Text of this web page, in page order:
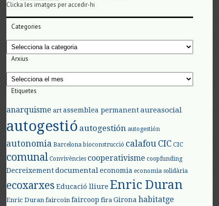
Clicka les imatges per accedir-hi
Categories
Categories
Arxius
Arxius
Etiquetes
anarquisme art assemblea permanent aureasocial
autogestió autogestión autogestión
autonomia Barcelona bioconstrucció calafouCIC CIC
comunal Convivències cooperativisme coopfunding
Decreixement documental economia economia solidària
ecoxarxes Educació lliure Enric Duran
Enric Duran faircoin faircoop fira Girona habitatge